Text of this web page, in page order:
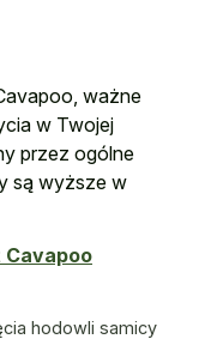
ważne
w Twojej
przez ogólne
są wyższe w
Cavapoo
hodowli samicy